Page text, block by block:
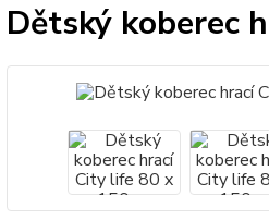
Dětský koberec